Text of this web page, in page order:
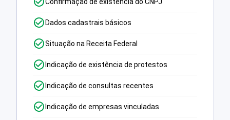
Confirmação de existência do CNPJ
Dados cadastrais básicos
Situação na Receita Federal
Indicação de existência de protestos
Indicação de consultas recentes
Indicação de empresas vinculadas